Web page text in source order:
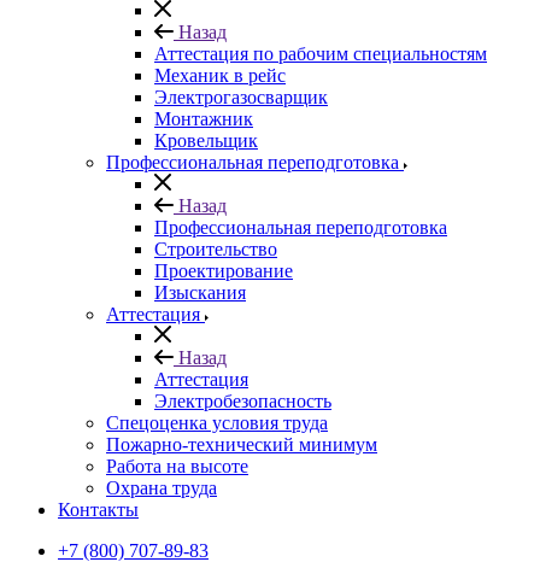
Назад
Аттестация по рабочим специальностям
Механик в рейс
Электрогазосварщик
Монтажник
Кровельщик
Профессиональная переподготовка
Назад
Профессиональная переподготовка
Строительство
Проектирование
Изыскания
Аттестация
Назад
Аттестация
Электробезопасность
Спецоценка условия труда
Пожарно-технический минимум
Работа на высоте
Охрана труда
Контакты
+7 (800) 707-89-83